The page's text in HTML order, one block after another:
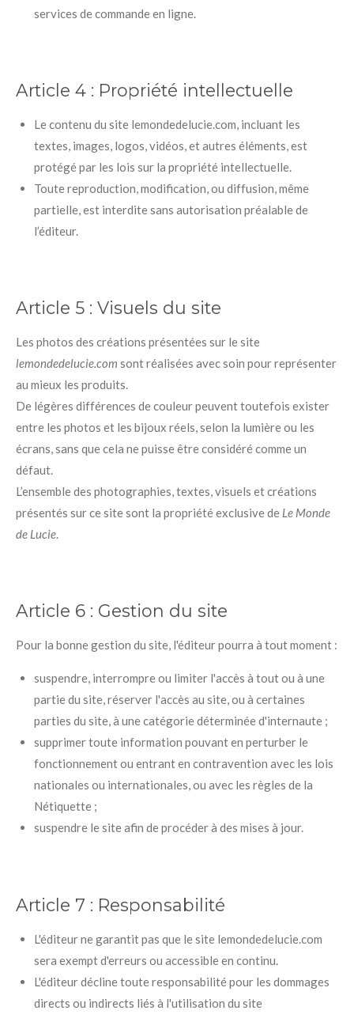
services de commande en ligne.
Article 4 : Propriété intellectuelle
Le contenu du site lemondedelucie.com, incluant les
textes, images, logos, vidéos, et autres éléments, est
protégé par les lois sur la propriété intellectuelle.
Toute reproduction, modification, ou diffusion, même
partielle, est interdite sans autorisation préalable de
l’éditeur.
Article 5 : Visuels du site
Les photos des créations présentées sur le site
lemondedelucie.com sont réalisées avec soin pour représenter
au mieux les produits.
De légères différences de couleur peuvent toutefois exister
entre les photos et les bijoux réels, selon la lumière ou les
écrans, sans que cela ne puisse être considéré comme un
défaut.
L’ensemble des photographies, textes, visuels et créations
présentés sur ce site sont la propriété exclusive de Le Monde
de Lucie.
Article 6 : Gestion du site
Pour la bonne gestion du site, l'éditeur pourra à tout moment :
suspendre, interrompre ou limiter l'accès à tout ou à une
partie du site, réserver l'accès au site, ou à certaines
parties du site, à une catégorie déterminée d'internaute ;
supprimer toute information pouvant en perturber le
fonctionnement ou entrant en contravention avec les lois
nationales ou internationales, ou avec les règles de la
Nétiquette ;
suspendre le site afin de procéder à des mises à jour.
Article 7 : Responsabilité
L'éditeur ne garantit pas que le site lemondedelucie.com
sera exempt d'erreurs ou accessible en continu.
L'éditeur décline toute responsabilité pour les dommages
directs ou indirects liés à l'utilisation du site